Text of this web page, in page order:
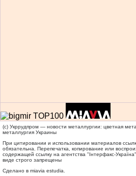
(c) Укррудпром — новости металлургии: цветная
металлургия Украины
При цитировании и использовании материалов
обязательна. Перепечатка, копирование или
содержащей ссылку на агентства "Iнтерфакс-
виде строго запрещены
Сделано в miavia estudia.